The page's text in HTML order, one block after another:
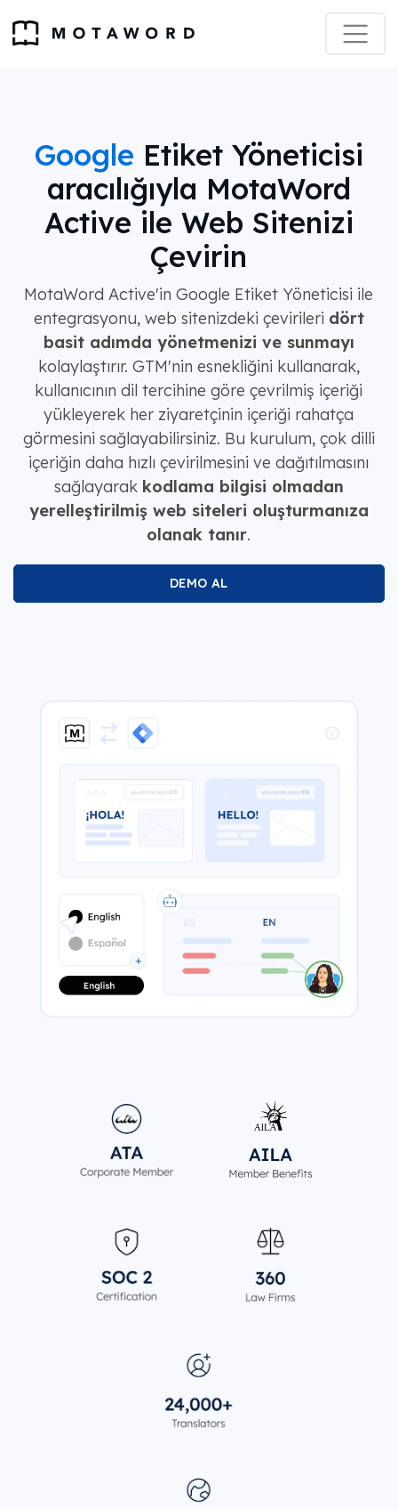
Google Etiket Yöneticisi
aracılığıyla MotaWord
Active ile Web Sitenizi
Çevirin
MotaWord Active'in Google Etiket Yöneticisi ile
entegrasyonu, web sitenizdeki çevirileri dört
basit adımda yönetmenizi ve sunmayı
kolaylaştırır. GTM'nin esnekliğini kullanarak,
kullanıcının dil tercihine göre çevrilmiş içeriği
yükleyerek her ziyaretçinin içeriği rahatça
görmesini sağlayabilirsiniz. Bu kurulum, çok dilli
içeriğin daha hızlı çevirilmesini ve dağıtılmasını
sağlayarak kodlama bilgisi olmadan
yerelleştirilmiş web siteleri oluşturmanıza
olanak tanır.
DEMO AL